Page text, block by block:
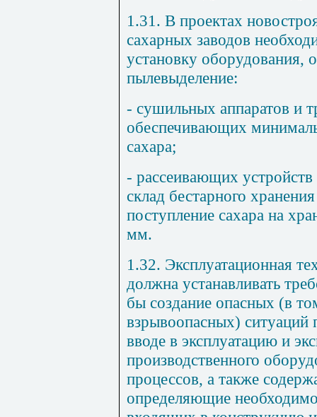
1.31. В проектах
сахарных заводов
установку оборудования,
пылевыделение:
- сушильных аппаратов и
обеспечивающих
сахара;
- рассеивающих устройств
склад бестарного
поступление сахара на
мм.
1.32. Эксплуатационная
должна устанавливать
бы создание опасных (в
взрывоопасных)
вводе в эксплуатацию и
производственного
процессов, а также
определяющие